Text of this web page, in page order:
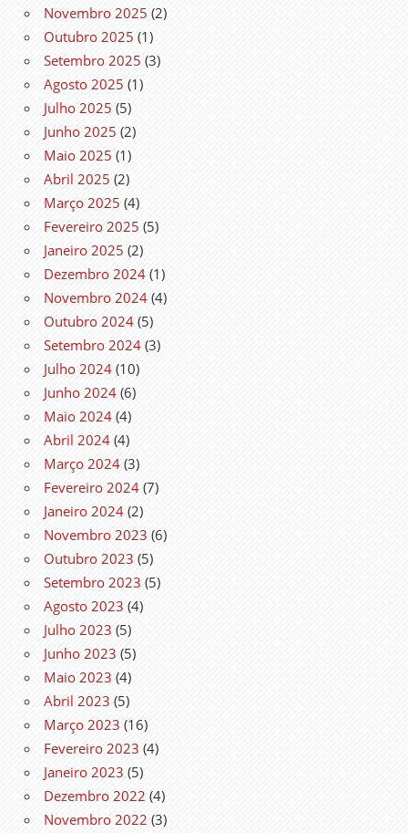
Novembro 2025 (2)
Outubro 2025 (1)
Setembro 2025 (3)
Agosto 2025 (1)
Julho 2025 (5)
Junho 2025 (2)
Maio 2025 (1)
Abril 2025 (2)
Março 2025 (4)
Fevereiro 2025 (5)
Janeiro 2025 (2)
Dezembro 2024 (1)
Novembro 2024 (4)
Outubro 2024 (5)
Setembro 2024 (3)
Julho 2024 (10)
Junho 2024 (6)
Maio 2024 (4)
Abril 2024 (4)
Março 2024 (3)
Fevereiro 2024 (7)
Janeiro 2024 (2)
Novembro 2023 (6)
Outubro 2023 (5)
Setembro 2023 (5)
Agosto 2023 (4)
Julho 2023 (5)
Junho 2023 (5)
Maio 2023 (4)
Abril 2023 (5)
Março 2023 (16)
Fevereiro 2023 (4)
Janeiro 2023 (5)
Dezembro 2022 (4)
Novembro 2022 (3)